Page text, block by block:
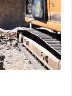
708.000
euros